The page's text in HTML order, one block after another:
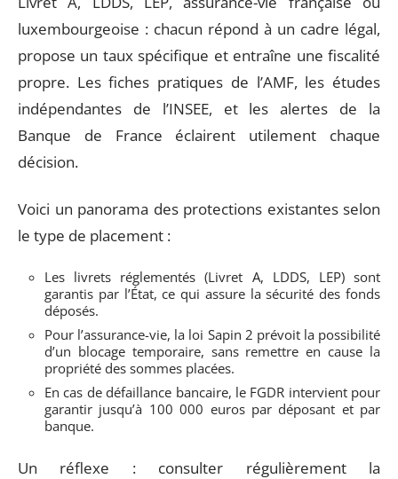
luxembourgeoise : chacun répond à un cadre légal,
propose un taux spécifique et entraîne une fiscalité
propre. Les fiches pratiques de l’AMF, les études
indépendantes de l’INSEE, et les alertes de la
Banque de France éclairent utilement chaque
décision.
Voici un panorama des protections existantes selon
le type de placement :
Les livrets réglementés (Livret A, LDDS, LEP) sont
garantis par l’État, ce qui assure la sécurité des fonds
déposés.
Pour l’assurance-vie, la loi Sapin 2 prévoit la possibilité
d’un blocage temporaire, sans remettre en cause la
propriété des sommes placées.
En cas de défaillance bancaire, le FGDR intervient pour
garantir jusqu’à 100 000 euros par déposant et par
banque.
Un réflexe : consulter régulièrement la